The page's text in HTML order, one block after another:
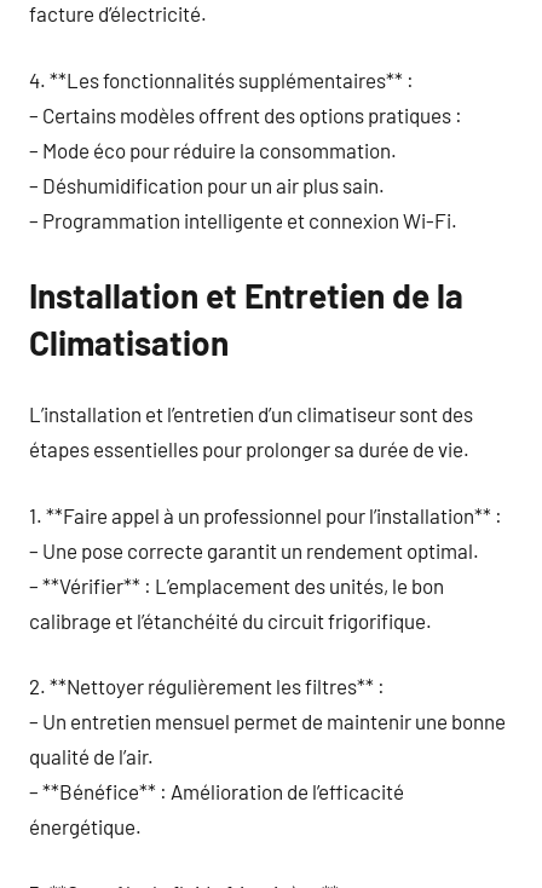
facture d’électricité.
4. **Les fonctionnalités supplémentaires** :
– Certains modèles offrent des options pratiques :
– Mode éco pour réduire la consommation.
– Déshumidification pour un air plus sain.
– Programmation intelligente et connexion Wi-Fi.
Installation et Entretien de la
Climatisation
L’installation et l’entretien d’un climatiseur sont des
étapes essentielles pour prolonger sa durée de vie.
1. **Faire appel à un professionnel pour l’installation** :
– Une pose correcte garantit un rendement optimal.
– **Vérifier** : L’emplacement des unités, le bon
calibrage et l’étanchéité du circuit frigorifique.
2. **Nettoyer régulièrement les filtres** :
– Un entretien mensuel permet de maintenir une bonne
qualité de l’air.
– **Bénéfice** : Amélioration de l’efficacité
énergétique.